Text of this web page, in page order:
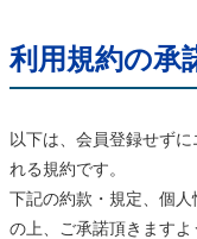
利用規約の承
以下は、会員登録せず
れる規約です。
下記の約款・規定、個
の上、ご承諾頂きますよ